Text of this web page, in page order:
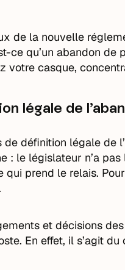
de la nouvelle
ce qu’un abandon
votre casque,
légale de
de définition légale
: le législateur n’a
qui prend le relais.
et décisions
En effet, il s’agit